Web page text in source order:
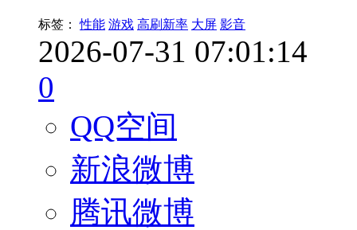
标签： 性能 游戏 高刷新率 大屏 影音
2026-07-31 07:01:14
0
QQ空间
新浪微博
腾讯微博